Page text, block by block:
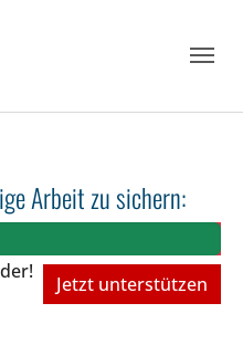
Arbeit zu sichern:
Jetzt unterstützen